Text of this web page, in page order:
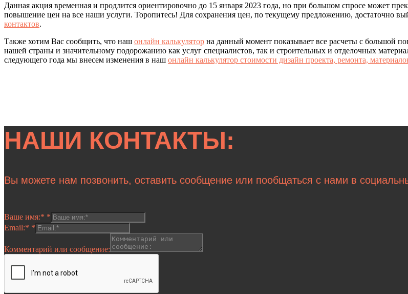
Данная акция временная и продлится ориентировочно до 15 января 2023 года, но при большом спросе может
повышение цен на все наши услуги. Торопитесь! Для сохранения цен, по текущему предложению, достаточно
контактов.
Также хотим Вас сообщить, что наш онлайн калькулятор на данный момент показывает все расчеты с большой
нашей страны и значительному подорожанию как услуг специалистов, так и строительных и отделочных
следующего года мы внесем изменения в наш онлайн калькулятор стоимости дизайн проекта, ремонта,
НАШИ КОНТАКТЫ:
Вы можете нам позвонить, оставить сообщение или пообщаться с нами в
Ваше имя:* *
Email:* *
Комментарий или сообщение: